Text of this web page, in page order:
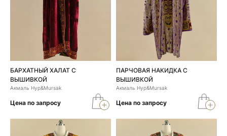
БАРХАТНЫЙ ХАЛАТ С
ВЫШИВКОЙ
Акмаль Нур&Mursak
Цена по запросу
ПАРЧОВАЯ НАКИДКА С
ВЫШИВКОЙ
Акмаль Нур&Mursak
Цена по запросу